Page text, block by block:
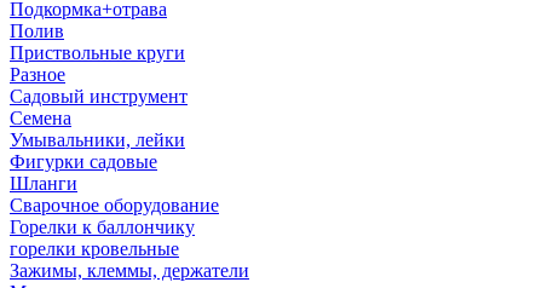
Подкормка+отрава
Полив
Приствольные круги
Разное
Садовый инструмент
Семена
Умывальники, лейки
Фигурки садовые
Шланги
Сварочное оборудование
Горелки к баллончику
горелки кровельные
Зажимы, клеммы, держатели